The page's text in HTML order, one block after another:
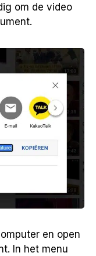
om de video
en open
In het menu